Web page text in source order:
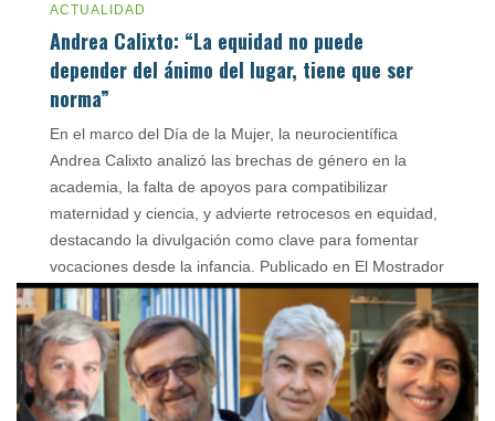
ACTUALIDAD
Andrea Calixto: “La equidad no puede
depender del ánimo del lugar, tiene que ser
norma”
En el marco del Día de la Mujer, la neurocientífica
Andrea Calixto analizó las brechas de género en la
academia, la falta de apoyos para compatibilizar
maternidad y ciencia, y advierte retrocesos en equidad,
destacando la divulgación como clave para fomentar
vocaciones desde la infancia. Publicado en El Mostrador
el 25 de marzo de 2026. […]
abril 7, 2026